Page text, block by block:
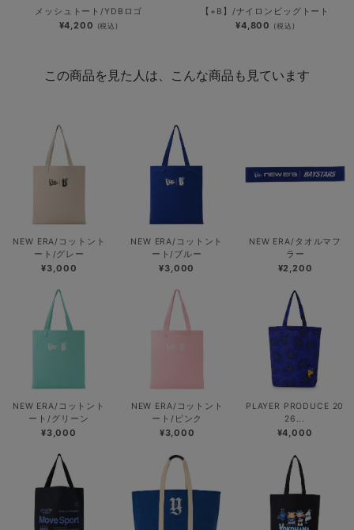
メッシュトート/YDBロゴ
¥4,200 (税込)
【+B】/ナイロンビッグトート
¥4,800 (税込)
この商品を見た人は、こんな商品も見ています
NEW ERA/コットント
ート/グレー
¥3,000
NEW ERA/コットント
ート/ブルー
¥3,000
NEW ERA/タオルマフ
ラー
¥2,200
NEW ERA/コットント
ート/グリーン
¥3,000
NEW ERA/コットント
ート/ピンク
¥3,000
PLAYER PRODUCE 20
26...
¥4,000